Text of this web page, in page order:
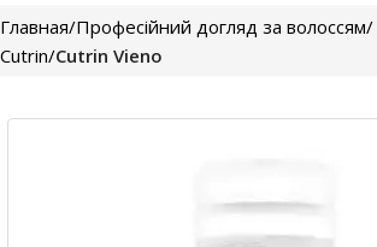
Главная Професійний догляд за волоссям
Cutrin Cutrin Vieno